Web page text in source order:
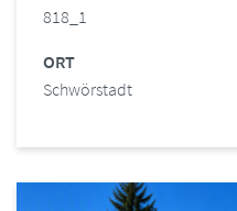
818_1
ORT
Schwörstadt